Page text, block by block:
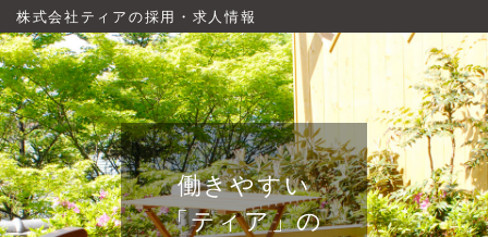
株式会社ティアの採用・求人情報
働きやすい
「ティア」の